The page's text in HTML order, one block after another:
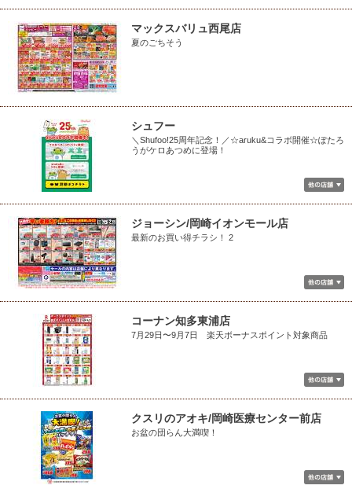
マックスバリュ西尾店
夏のごちそう
シュフー
＼Shufoo!25周年記念！／☆aruku&コラボ開催☆ぽたろ
うがケロあつめに登場！
ジョーシン/岡崎イオンモール店
最新のお買い得チラシ！ 2
コーナン知多東浦店
7月29日〜9月7日 楽天ボーナスポイント対象商品
クスリのアオキ/岡崎医療センター前店
お盆の団らん大満喫！